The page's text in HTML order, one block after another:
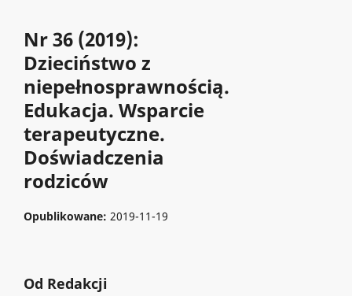
Nr 36 (2019):
Dzieciństwo z
niepełnosprawnością.
Edukacja. Wsparcie
terapeutyczne.
Doświadczenia
rodziców
Opublikowane: 2019-11-19
Od Redakcji